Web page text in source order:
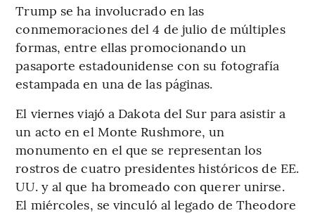
Trump se ha involucrado en las
conmemoraciones del 4 de julio de múltiples
formas, entre ellas promocionando un
pasaporte estadounidense con su fotografía
estampada en una de las páginas.
El viernes viajó a Dakota del Sur para asistir a
un acto en el Monte Rushmore, un
monumento en el que se representan los
rostros de cuatro presidentes históricos de EE.
UU. y al que ha bromeado con querer unirse.
El miércoles, se vinculó al legado de Theodore